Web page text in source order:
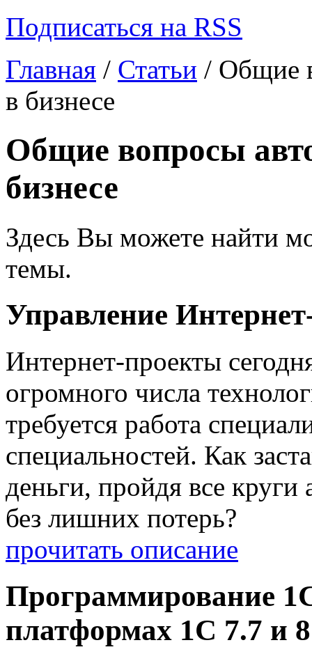
Подписаться на RSS
Главная / Статьи / Общие
в бизнесе
Общие вопросы
бизнесе
Здесь Вы можете найти
темы.
Управление
Интернет-проекты
огромного числа
требуется работа
специальностей. Как
деньги, пройдя все
без лишних потерь?
прочитать описание
Программирование
платформах 1С 7.7 и 8